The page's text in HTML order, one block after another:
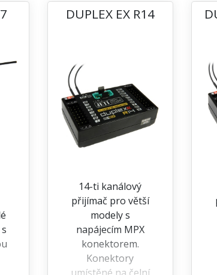
DUPLEX EX R14
14-ti kanálový
přijímač pro větší
modely s
napájecím MPX
konektorem.
Konektory